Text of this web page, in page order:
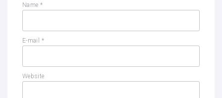
Name *
E-mail *
Website